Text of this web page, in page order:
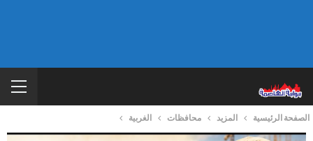
الصفحة الرئيسية المزيد محافظات الغربية